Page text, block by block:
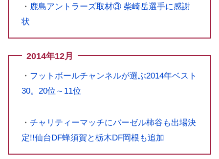
・ 鹿島アントラーズ取材③ 柴崎岳選手に感謝
状
2014年12月
・ フットボールチャンネルが選ぶ2014年ベスト
30。20位～11位
・ チャリティーマッチにバーゼル柿谷も出場決
定!!仙台DF蜂須賀と栃木DF岡根も追加